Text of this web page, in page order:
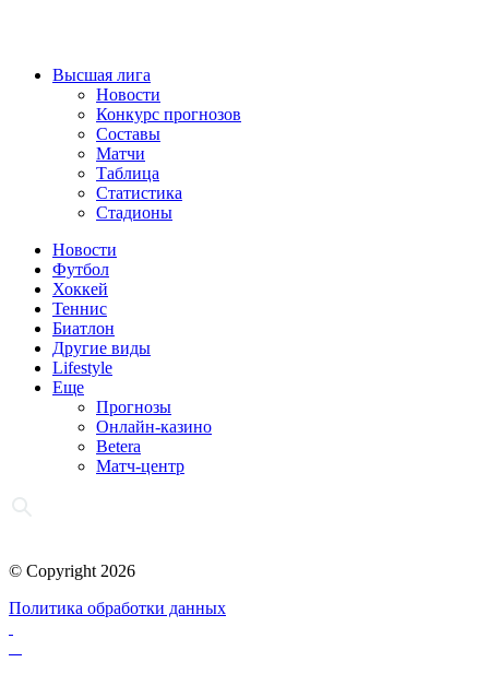
Высшая лига
Новости
Конкурс прогнозов
Составы
Матчи
Таблица
Статистика
Стадионы
Новости
Футбол
Хоккей
Теннис
Биатлон
Другие виды
Lifestyle
Еще
Прогнозы
Онлайн-казино
Betera
Матч-центр
© Copyright 2026
Политика обработки данных